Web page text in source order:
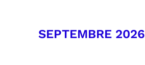
SEPTEMBRE 2026